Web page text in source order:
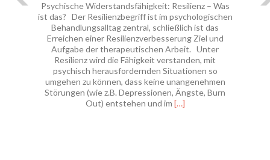
Psychische Widerstandsfähigkeit: Resilienz – Was
ist das? Der Resilienzbegriff ist im psychologischen
Behandlungsalltag zentral, schließlich ist das
Erreichen einer Resilienzverbesserung Ziel und
Aufgabe der therapeutischen Arbeit. Unter
Resilienz wird die Fähigkeit verstanden, mit
psychisch herausfordernden Situationen so
umgehen zu können, dass keine unangenehmen
Störungen (wie z.B. Depressionen, Ängste, Burn
Out) entstehen und im Leer
[…]